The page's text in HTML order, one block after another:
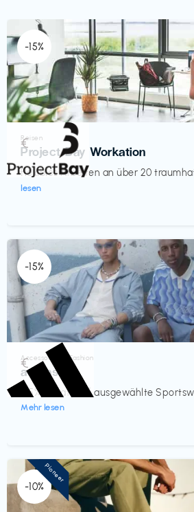
-15%
Reisen
Project Bay Workation
flexibles Arbeiten an über 20
lesen
€‎
-15%
Accessoires & Fashion
adidas
-15% Rabatt auf ausgewählte
Mehr lesen
€‎
-10%
Pioneer